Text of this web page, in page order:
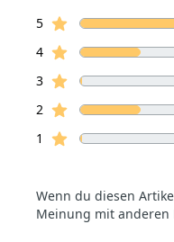
Bewertungen
5Sterne Bewertungen
4Sterne Bewertungen
3Sterne Bewertungen
2 Sterne Bewertungen
1
Sterne Bewertungen
Wenn du diesen
Meinung mit anderen